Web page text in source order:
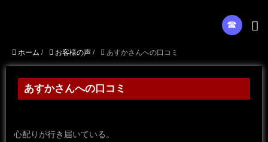
☎︎
ホーム / お客様の声 / あすかさんへの口コミ
あすかさんへの口コミ
心配りが行き届いている。